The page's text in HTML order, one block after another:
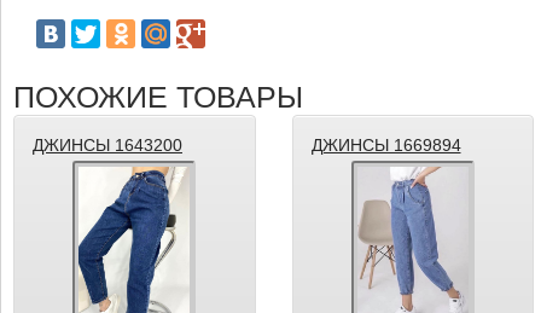
ПОХОЖИЕ ТОВАРЫ
ДЖИНСЫ 1643200 ДЖИНСЫ 1669894